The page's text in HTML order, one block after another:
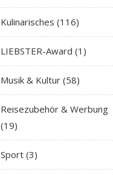
Kulinarisches (116)
LIEBSTER-Award (1)
Musik & Kultur(58)
Reisezubehör & Werbung
(19)
Sport(3)